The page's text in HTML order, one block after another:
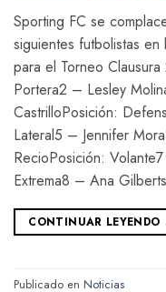
Sporting FC se
siguientes futbolistas
para el Torneo
Portera2 – Lesley
CastrilloPosición:
Lateral5 – Jennifer
RecioPosición:
Extrema8 – Ana
CONTINUAR LEYENDO
Publicado en Noticias